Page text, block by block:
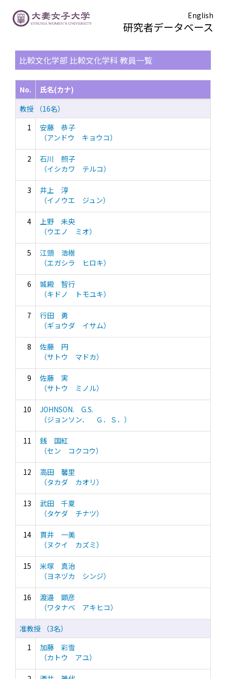
English
研究者データベース
比較文化学部 比較文化学科 教員一覧
No.
氏名(カナ)
教授 （16名）
1
安藤 恭子
（アンドウ キョウコ）
2
石川 照子
（イシカワ テルコ）
3
井上 淳
（イノウエ ジュン）
4
上野 未央
（ウエノ ミオ）
5
江頭 浩樹
（エガシラ ヒロキ）
6
城殿 智行
（キドノ トモユキ）
7
行田 勇
（ギョウダ イサム）
8
佐藤 円
（サトウ マドカ）
9
佐藤 実
（サトウ ミノル）
10
JOHNSON. G.S.
（ジョンソン． Ｇ．Ｓ．）
11
銭 国紅
（セン コクコウ）
12
高田 馨里
（タカダ カオリ）
13
武田 千夏
（タケダ チナツ）
14
貫井 一美
（ヌクイ カズミ）
15
米塚 真治
（ヨネヅカ シンジ）
16
渡邉 顕彦
（ワタナベ アキヒコ）
准教授 （3名）
1
加藤 彩雪
（カトウ アユ）